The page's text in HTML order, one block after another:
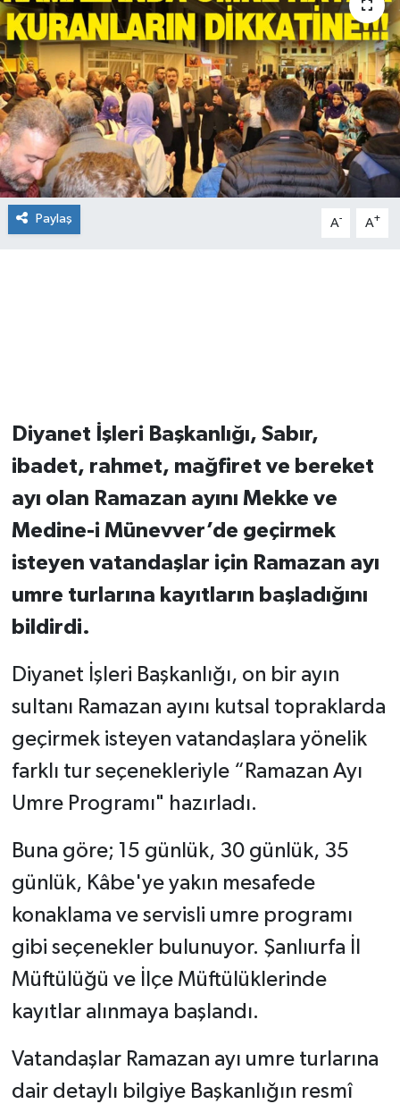
Paylaş A- A+
Diyanet İşleri Başkanlığı, ​Sabır,
ibadet, rahmet, mağfiret ve bereket
ayı olan Ramazan ayını Mekke ve
Medine-i Münevver’de geçirmek
isteyen vatandaşlar için Ramazan ayı
umre turlarına kayıtların başladığını
bildirdi.
Diyanet İşleri Başkanlığı, on bir ayın
sultanı Ramazan ayını kutsal topraklarda
geçirmek isteyen vatandaşlara yönelik
farklı tur seçenekleriyle “Ramazan Ayı
Umre Programı" hazırladı.
Buna göre; 15 günlük, 30 günlük, 35
günlük, Kâbe'ye yakın mesafede
konaklama ve servisli umre programı
gibi seçenekler bulunuyor. Şanlıurfa İl
Müftülüğü ve İlçe Müftülüklerinde
kayıtlar alınmaya başlandı.
Vatandaşlar Ramazan ayı umre turlarına
dair detaylı bilgiye Başkanlığın resmî